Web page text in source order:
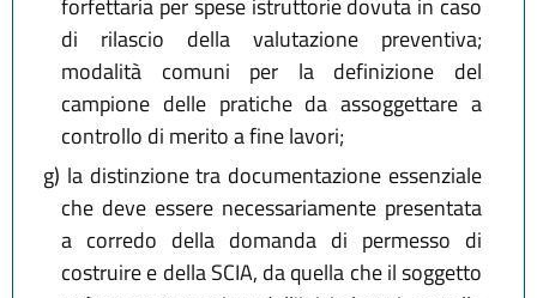
forfettaria per spese istruttorie dovuta in caso
di rilascio della valutazione preventiva;
modalità comuni per la definizione del
campione delle pratiche da assoggettare a
controllo di merito a fine lavori;
g) la distinzione tra documentazione essenziale
che deve essere necessariamente presentata
a corredo della domanda di permesso di
costruire e della SCIA, da quella che il soggetto